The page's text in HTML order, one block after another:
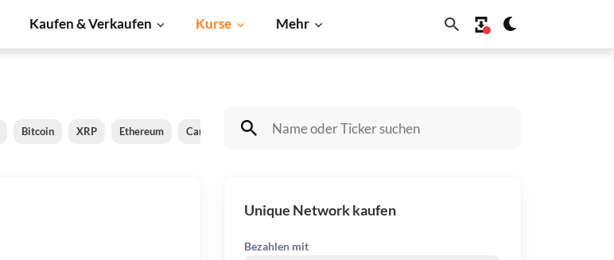
Kaufen & Verkaufen Kurse Mehr
Bitcoin XRP Ethereum Cardano BNB Dogecoin Litecoin Shiba Inu
Unique Network kaufen
Bezahlen mit